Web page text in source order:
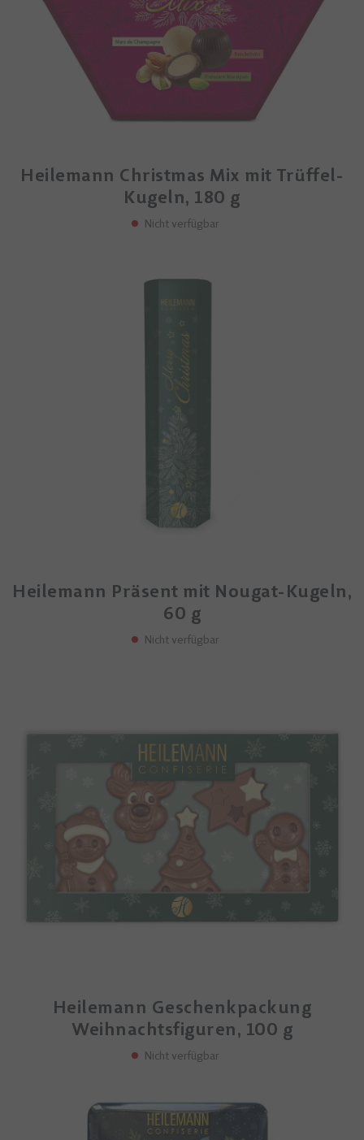
Heilemann Christmas Mix mit Trüffel-
Kugeln, 180 g
Nicht verfügbar
Heilemann Präsent mit Nougat-Kugeln,
60 g
Nicht verfügbar
Heilemann Geschenkpackung
Weihnachtsfiguren, 100 g
Nicht verfügbar